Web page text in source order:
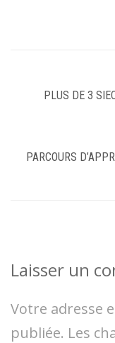
PLUS DE 3
PARCOURS
Laisser un
Votre adresse
publiée. Les